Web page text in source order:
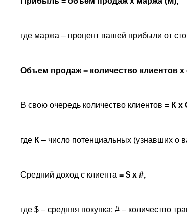
где маржа – процент вашей прибыли от
Объем продаж = количество клиентов x
В свою очередь количество клиентов = К x
где К – число потенциальных (узнавших о
Средний доход с клиента = $ x #,
где $ – средняя покупка; # – количество